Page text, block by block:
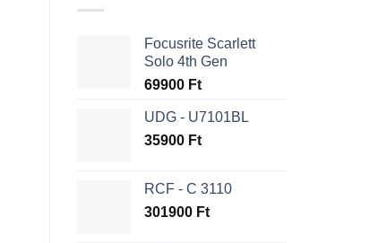
Focusrite Scarlett
Solo 4th Gen
69900 Ft
UDG - U7101BL
35900 Ft
RCF - C 3110
301900 Ft